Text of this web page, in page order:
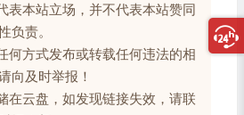
表本站立场，并不代表本站赞同
负责。
何方式发布或转载任何违法的相
向及时举报！
在云盘，如发现链接失效，请联